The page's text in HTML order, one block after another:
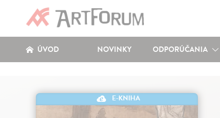
ÚVOD NOVINKY ODPORÚČANIA
E-KNIHA